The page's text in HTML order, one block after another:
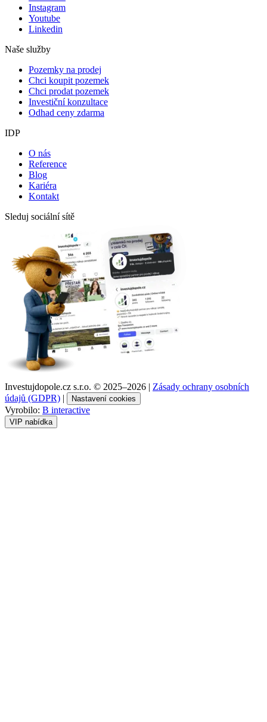
Instagram
Youtube
Linkedin
Naše služby
Pozemky na prodej
Chci koupit pozemek
Chci prodat pozemek
Investiční konzultace
Odhad ceny zdarma
IDP
O nás
Reference
Blog
Kariéra
Kontakt
Sleduj sociální sítě
Investujdopole.cz s.r.o. © 2025–2026 | Zásady ochrany osobních
údajů (GDPR) | Nastavení cookies
Vyrobilo: B interactive
VIP nabídka